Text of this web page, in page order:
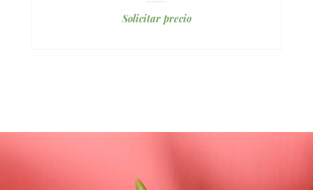
Solicitar precio